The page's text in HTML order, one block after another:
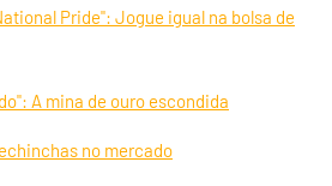
Pride": Jogue igual na bolsa de
A mina de ouro escondida
no mercado